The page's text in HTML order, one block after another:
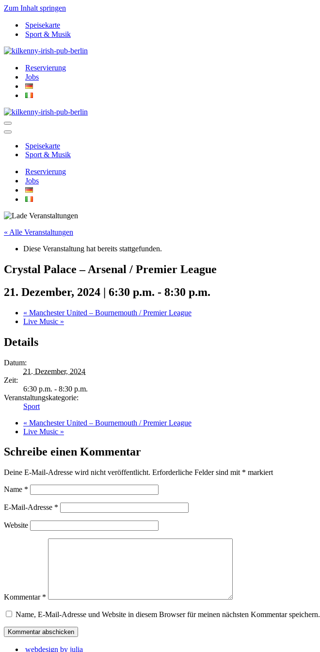
Zum Inhalt springen
Speisekarte
Sport & Musik
Reservierung
Jobs
Navigationsmenü
Navigationsmenü
Speisekarte
Sport & Musik
Reservierung
Jobs
« Alle Veranstaltungen
Diese Veranstaltung hat bereits stattgefunden.
Crystal Palace – Arsenal / Premier League
21. Dezember, 2024 | 6:30 p.m. - 8:30 p.m.
« Manchester United – Bournemouth / Premier League
Live Music »
Details
Datum:
21. Dezember, 2024
Zeit:
6:30 p.m. - 8:30 p.m.
Veranstaltungskategorie:
Sport
« Manchester United – Bournemouth / Premier League
Live Music »
Schreibe einen Kommentar
Deine E-Mail-Adresse wird nicht veröffentlicht. Erforderliche Felder sind mit * markiert
Name *
E-Mail-Adresse *
Website
Kommentar *
Name, E-Mail-Adresse und Website in diesem Browser für meinen nächsten Kommentar speichern.
webdesign by julia